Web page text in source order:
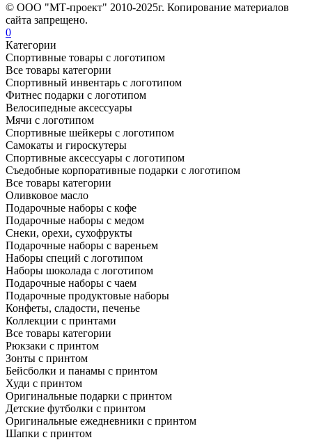
© ООО "МТ-проект" 2010-2025г. Копирование материалов
сайта запрещено.
0
Категории
Спортивные товары с логотипом
Все товары категории
Спортивный инвентарь с логотипом
Фитнес подарки с логотипом
Велосипедные аксессуары
Мячи с логотипом
Спортивные шейкеры с логотипом
Самокаты и гироскутеры
Спортивные аксессуары с логотипом
Съедобные корпоративные подарки с логотипом
Все товары категории
Оливковое масло
Подарочные наборы с кофе
Подарочные наборы с медом
Снеки, орехи, сухофрукты
Подарочные наборы с вареньем
Наборы специй с логотипом
Наборы шоколада с логотипом
Подарочные наборы с чаем
Подарочные продуктовые наборы
Конфеты, сладости, печенье
Коллекции с принтами
Все товары категории
Рюкзаки с принтом
Зонты с принтом
Бейсболки и панамы с принтом
Худи с принтом
Оригинальные подарки с принтом
Детские футболки с принтом
Оригинальные ежедневники с принтом
Шапки с принтом